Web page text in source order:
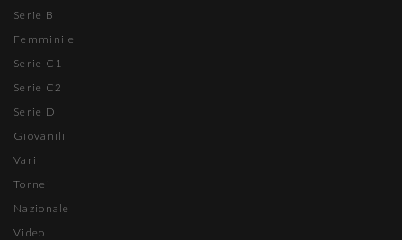
Serie B
Femminile
Serie C1
Serie C2
Serie D
Giovanili
Vari
Tornei
Nazionale
Video